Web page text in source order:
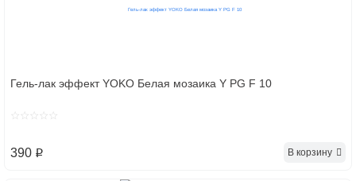
Гель-лак эффект YOKO Белая мозаика Y PG F 10
390 p В корзину